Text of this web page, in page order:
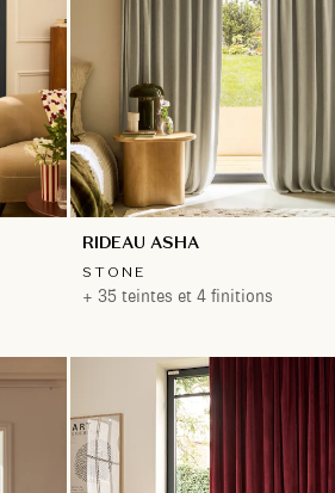
RIDEAU ASHA
STONE
+ 35 teintes et 4 finitions